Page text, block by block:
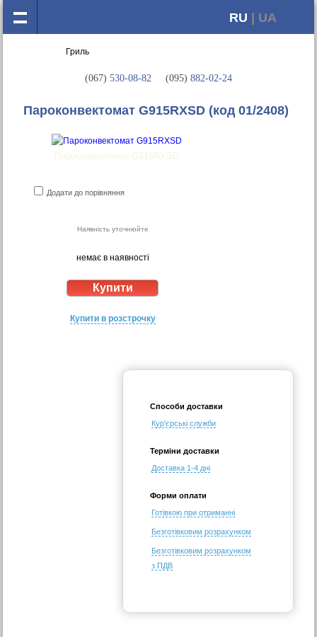
RU | UA
(067) 530-08-82 (095) 882-02-24
Пароконвектомат G915RXSD (код 01/2408)
Пароконвектомат G915RXSD
Додати до порівняння
Наявність уточнюйте
немає в наявності
Купити в розстрочку
Способи доставки
Кур'єрські служби
Терміни доставки
Доставка 1-4 дні
Форми оплати
Готівкою при отриманні
Безготівковим розрахунком
Безготівковим розрахунком
з ПДВ